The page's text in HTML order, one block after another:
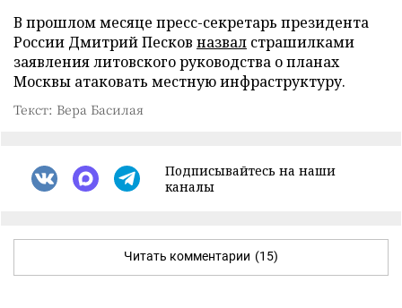
В прошлом месяце пресс-секретарь президента
России Дмитрий Песков назвал страшилками
заявления литовского руководства о планах
Москвы атаковать местную инфраструктуру.
Текст: Вера Басилая
Подписывайтесь на наши
каналы
Читать комментарии (15)